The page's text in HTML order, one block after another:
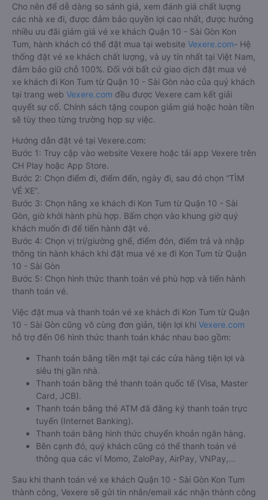
Cho nên để dễ dàng so sánh giá, xem đánh giá chất lượng
các nhà xe đi, được đảm bảo quyền lợi cao nhất, được hưởng
nhiều ưu đãi giảm giá vé xe khách Quận 10 - Sài Gòn Kon
Tum, hành khách có thể đặt mua tại website Vexere.com- Hệ
thống đặt vé xe khách chất lượng, và uy tín nhất tại Việt Nam,
đảm bảo giữ chỗ 100%. Đối với bất cứ giao dịch đặt mua vé
xe khách đi Kon Tum từ Quận 10 - Sài Gòn nào của quý khách
tại trang web Vexere.com đều được Vexere cam kết giải
quyết sự cố. Chính sách tặng coupon giảm giá hoặc hoàn tiền
sẽ tùy theo từng trường hợp sự việc.
Hướng dẫn đặt vé tại Vexere.com:
Bước 1: Truy cập vào website Vexere hoặc tải app Vexere trên
CH Play hoặc App Store.
Bước 2: Chọn điểm đi, điểm đến, ngày đi, sau đó chọn “TÌM
VÉ XE”.
Bước 3: Chọn hãng xe khách đi Kon Tum từ Quận 10 - Sài
Gòn, giờ khởi hành phù hợp. Bấm chọn vào khung giờ quý
khách muốn đi để tiến hành đặt vé.
Bước 4: Chọn vị trí/giường ghế, điểm đón, điểm trả và nhập
thông tin hành khách khi đặt mua vé xe đi Kon Tum từ Quận
10 - Sài Gòn
Bước 5: Chọn hình thức thanh toán vé phù hợp và tiến hành
thanh toán vé.
Việc đặt mua và thanh toán vé xe khách đi Kon Tum từ Quận
10 - Sài Gòn cũng vô cùng đơn giản, tiện lợi khi Vexere.com
hỗ trợ đến 06 hình thức thanh toán khác nhau bao gồm:
Thanh toán bằng tiền mặt tại các cửa hàng tiện lợi và
siêu thị gần nhà.
Thanh toán bằng thẻ thanh toán quốc tế (Visa, Master
Card, JCB).
Thanh toán bằng thẻ ATM đã đăng ký thanh toán trực
tuyến (Internet Banking).
Thanh toán bằng hình thức chuyển khoản ngân hàng.
Bên cạnh đó, quý khách cũng có thể thanh toán vé
thông qua các ví Momo, ZaloPay, AirPay, VNPay,…
Sau khi thanh toán vé xe khách Quận 10 - Sài Gòn Kon Tum
thành công, Vexere sẽ gửi tin nhắn/email xác nhận thành công